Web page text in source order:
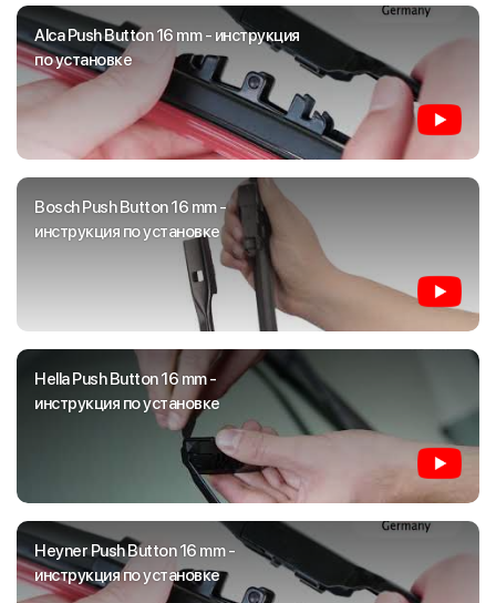
Alca Push Button 16 mm - инструкция
по установке
Bosch Push Button 16 mm -
инструкция по установке
Hella Push Button 16 mm -
инструкция по установке
Heyner Push Button 16 mm -
инструкция по установке